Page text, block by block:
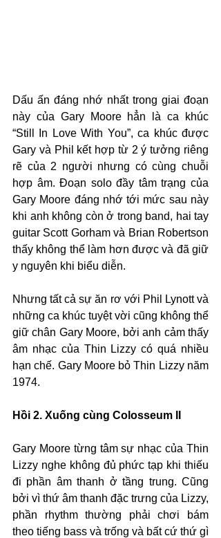
Dấu ấn đáng nhớ nhất trong giai đoạn
này của Gary Moore hẳn là ca khúc
“Still In Love With You”, ca khúc được
Gary và Phil kết hợp từ 2 ý tưởng riêng
rẽ của 2 người nhưng có cùng chuỗi
hợp âm. Đoạn solo đầy tâm trạng của
Gary Moore đáng nhớ tới mức sau này
khi anh không còn ở trong band, hai tay
guitar Scott Gorham và Brian Robertson
thấy không thể làm hơn được và đã giữ
y nguyên khi biểu diễn.
Nhưng tất cả sự ăn rơ với Phil Lynott và
những ca khúc tuyệt vời cũng không thể
giữ chân Gary Moore, bởi anh cảm thấy
âm nhạc của Thin Lizzy có quá nhiều
hạn chế. Gary Moore bỏ Thin Lizzy năm
1974.
Hồi 2. Xuống cùng Colosseum II
Gary Moore từng tâm sự nhạc của Thin
Lizzy nghe không đủ phức tạp khi thiếu
đi phần âm thanh ở tầng trung. Cũng
bởi vì thứ âm thanh đặc trưng của Lizzy,
phần rhythm thường phải chơi bám
theo tiếng bass và trống và bất cứ thứ gì